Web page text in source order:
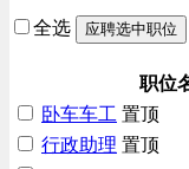
电子/电器/半导体类
电力电气/能源/自动化
咨询/顾问/法律类
程序/语言开发类
行政/后勤/文秘类
全选 应聘选中职位
职位
卧车车工 置顶
行政助理 置顶